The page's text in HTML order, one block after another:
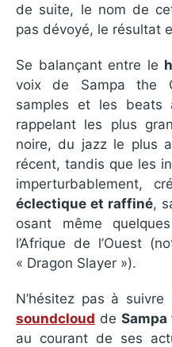
de suite, le nom de
pas dévoyé, le résultat
Se balançant entre le
voix de Sampa the
samples et les beats
rappelant les plus
noire, du jazz le plus
récent, tandis que les
imperturbablement,
éclectique et raffiné,
osant même
l’Afrique de l’Ouest
« Dragon Slayer »).
N’hésitez pas à
soundcloud de Sampa
au courant de ses